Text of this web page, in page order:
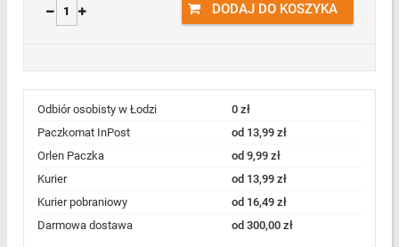
DODAJ DO KOSZYKA
Odbiór osobisty w Łodzi
0 zł
Paczkomat InPost
od 13,99 zł
Orlen Paczka
od 9,99 zł
Kurier
od 13,99 zł
Kurier pobraniowy
od 16,49 zł
Darmowa dostawa
od 300,00 zł